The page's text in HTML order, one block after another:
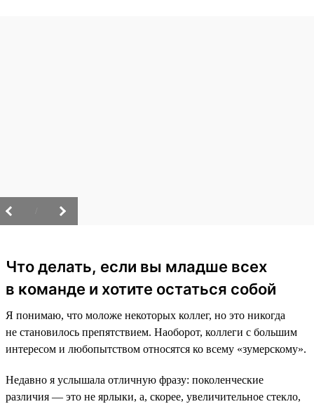
Что делать, если вы младше всех
в команде и хотите остаться собой
Я понимаю, что моложе некоторых коллег, но это никогда
не становилось препятствием. Наоборот, коллеги с большим
интересом и любопытством относятся ко всему «зумерскому».
Недавно я услышала отличную фразу: поколенческие
различия — это не ярлыки, а, скорее, увеличительное стекло,